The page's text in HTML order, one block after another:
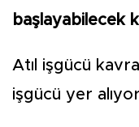
başlayabilecek
Atıl işgücü
işgücü yer